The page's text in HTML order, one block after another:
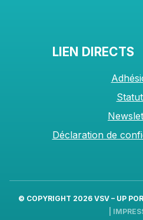
LIEN DIRECTS
Déclaration de
© COPYRIGHT 2026 VSV – UP